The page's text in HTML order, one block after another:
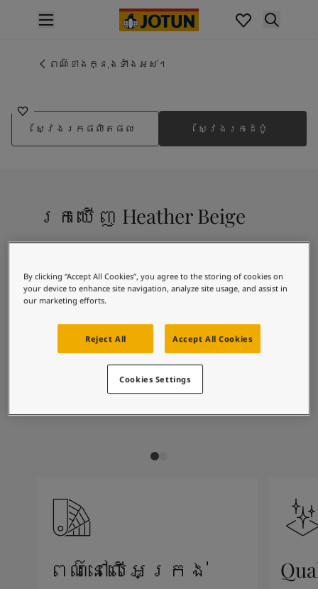
គំនូរខាងក្នុង
ផលិតផលផ្នែកខាងក្រៅ
ពណ៌ថ្នាំលាបខាងក្នុង
ជម្រើសពណ៌
ការបំផុសគំនិត
ការបំផុសគំនិតពីផ្នែកខាងក្នុងផ្ទះ
ការបំផុសគំនិតពីផ្នែកខាងក្រៅផ្ទះ
Blog សំរាប់ការរស់នៅដែលពោរពេញដោយការការបំផុសគំនិ
លាបពណ៌ផ្ទះរបស់អ្នក
ពណ៌ខាងក្នុងទាំងអស់។
ស្វែងរកផលិតផល ស្វែងរកដេប៉ូ
រកឃើញ Heather Beige
ការរួមបញ្ចូលពណ៌ដែល
បានណែនាំ
2363
ពណ៌នៅលើអេក្រង់
By clicking “Accept All Cookies”, you agree to the storing of cookies on
your device to enhance site navigation, analyze site usage, and assist in
our marketing efforts.
Reject All Accept All Cookies
Cookies Settings